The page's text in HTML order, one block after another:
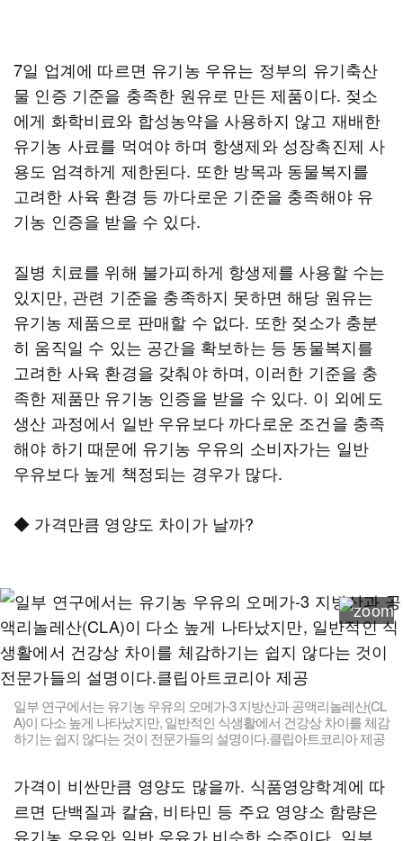
7일 업계에 따르면 유기농 우유는 정부의 유기축산
물 인증 기준을 충족한 원유로 만든 제품이다. 젖소
에게 화학비료와 합성농약을 사용하지 않고 재배한
유기농 사료를 먹여야 하며 항생제와 성장촉진제 사
용도 엄격하게 제한된다. 또한 방목과 동물복지를
고려한 사육 환경 등 까다로운 기준을 충족해야 유
기농 인증을 받을 수 있다.
질병 치료를 위해 불가피하게 항생제를 사용할 수는
있지만, 관련 기준을 충족하지 못하면 해당 원유는
유기농 제품으로 판매할 수 없다. 또한 젖소가 충분
히 움직일 수 있는 공간을 확보하는 등 동물복지를
고려한 사육 환경을 갖춰야 하며, 이러한 기준을 충
족한 제품만 유기농 인증을 받을 수 있다. 이 외에도
생산 과정에서 일반 우유보다 까다로운 조건을 충족
해야 하기 때문에 유기농 우유의 소비자가는 일반
우유보다 높게 책정되는 경우가 많다.
◆ 가격만큼 영양도 차이가 날까?
일부 연구에서는 유기농 우유의 오메가-3 지방산과 공액리놀레산(CL
A)이 다소 높게 나타났지만, 일반적인 식생활에서 건강상 차이를 체감
하기는 쉽지 않다는 것이 전문가들의 설명이다.클립아트코리아 제공
가격이 비싼만큼 영양도 많을까. 식품영양학계에 따
르면 단백질과 칼슘, 비타민 등 주요 영양소 함량은
유기농 우유와 일반 우유가 비슷한 수준이다. 일부